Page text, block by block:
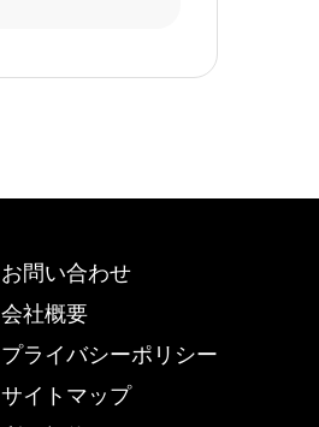
お問い合わせ
会社概要
プライバシーポリシー
サイトマップ